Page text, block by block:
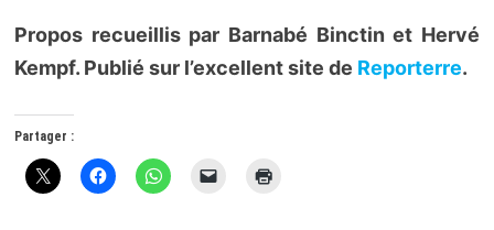
Propos recueillis par Barnabé Binctin et Hervé
Kempf. Publié sur l’excellent site de Reporterre.
Partager :